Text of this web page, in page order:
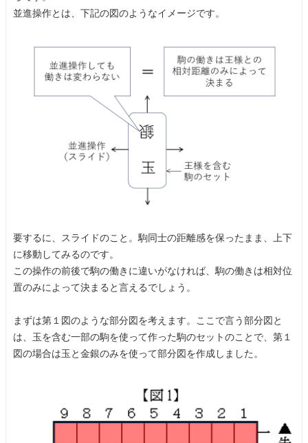
並進操作とは、下記の図のようなイメージです。
要するに、スライドのこと。駒同士の距離感を保ったまま、上下
に移動してみるのです。
この操作の前後で駒の働きに違いがなければ、駒の働きは相対位
置のみによって決まると言えるでしょう。
まずは第１図のような部分図を考えます。ここで言う部分図と
は、玉を含む一部の駒を使って作った駒のセットのことで、第１
図の場合は玉と金銀のみを使って部分図を作成しました。